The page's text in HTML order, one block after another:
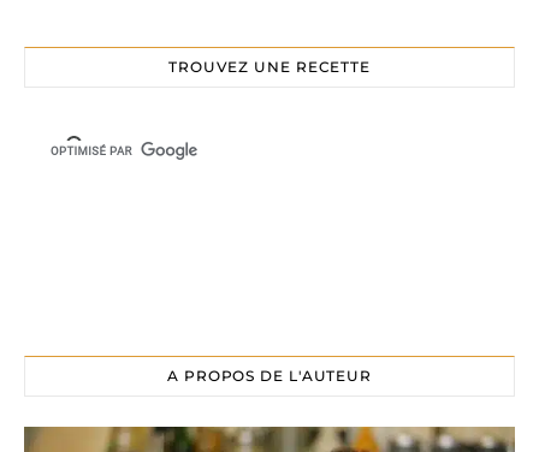
TROUVEZ UNE RECETTE
A PROPOS DE L'AUTEUR